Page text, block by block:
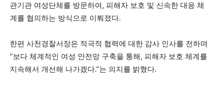
관기관 여성단체를 방문하여, 피해자 보호 및 신속한 대응 체
계를 협의하는 방식으로 이뤄졌다.
한편 사천경찰서장은 적극적 협력에 대한 감사 인사를 전하며
“보다 체계적인 여성 안전망 구축을 통해, 피해자 보호 체계를
지속해서 개선해 나가겠다.”는 의지를 밝혔다.